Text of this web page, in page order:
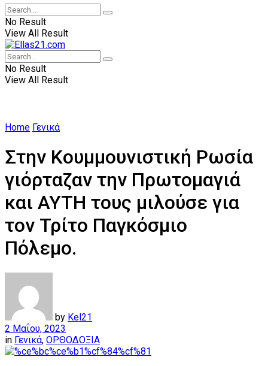
No Result
View All Result
No Result
View All Result
Home Γενικά
Στην Κουμμουνιστική Ρωσία
γιόρταζαν την Πρωτομαγιά
και ΑΥΤΗ τους μιλούσε για
τον Τρίτο Παγκόσμιο
Πόλεμο.
by Kel21
2 Μαΐου, 2023
in Γενικά, ΟΡΘΟΔΟΞΙΑ